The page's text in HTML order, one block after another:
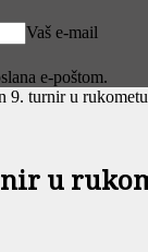
Vaš e-mail
e-poštom.
9. turnir u
u